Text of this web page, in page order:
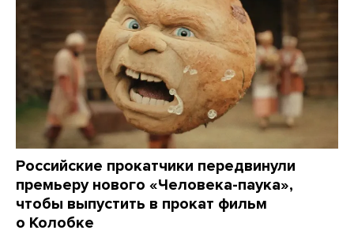
Российские прокатчики передвинули
премьеру нового «Человека-паука»,
чтобы выпустить в прокат фильм
о Колобке